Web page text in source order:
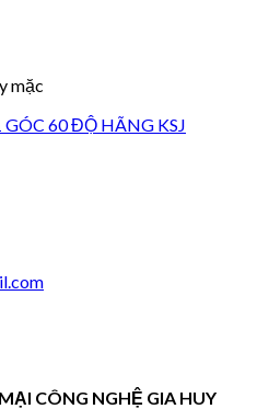
mặc
60 ĐỘ HÃNG KSJ
CÔNG NGHỆ GIA HUY